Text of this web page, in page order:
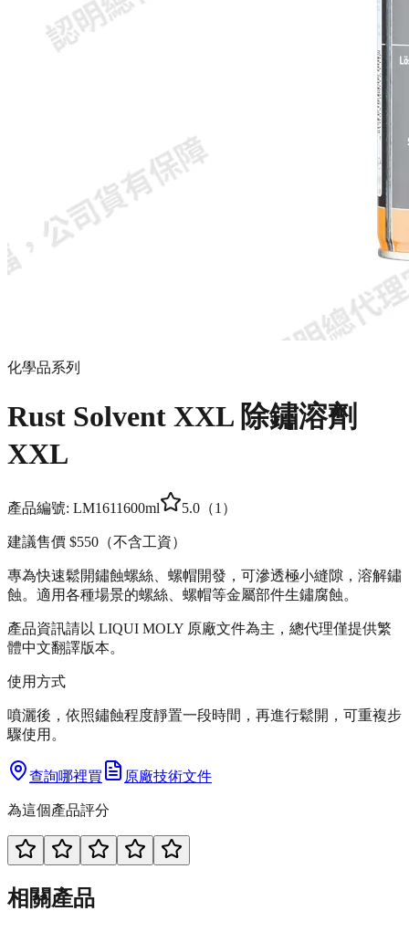
化學品系列
Rust Solvent XXL 除鏽溶劑
XXL
產品編號: LM1611600ml 5.0 （1 ）
建議售價 $550 （不含工資）
專為快速鬆開鏽蝕螺絲、螺帽開發，可滲透極小縫隙，溶解鏽
蝕。適用各種場景的螺絲、螺帽等金屬部件生鏽腐蝕。
產品資訊請以 LIQUI MOLY 原廠文件為主，總代理僅提供繁
體中文翻譯版本。
使用方式
噴灑後，依照鏽蝕程度靜置一段時間，再進行鬆開，可重複步
驟使用。
查詢哪裡買 原廠技術文件
為這個產品評分
相關產品